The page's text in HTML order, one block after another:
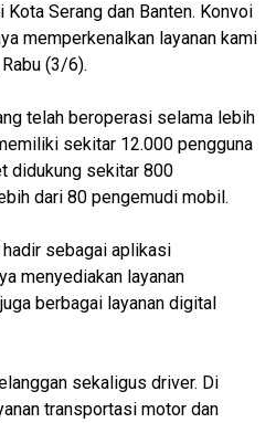
Serang dan Banten. Konvoi
memperkenalkan layanan kami
(3/6).
telah beroperasi selama lebih
sekitar 12.000 pengguna
didukung sekitar 800
dari 80 pengemudi mobil.
sebagai aplikasi
menyediakan layanan
berbagai layanan digital
sekaligus driver. Di
transportasi motor dan